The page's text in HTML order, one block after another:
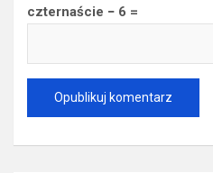
czternaście − 6 =